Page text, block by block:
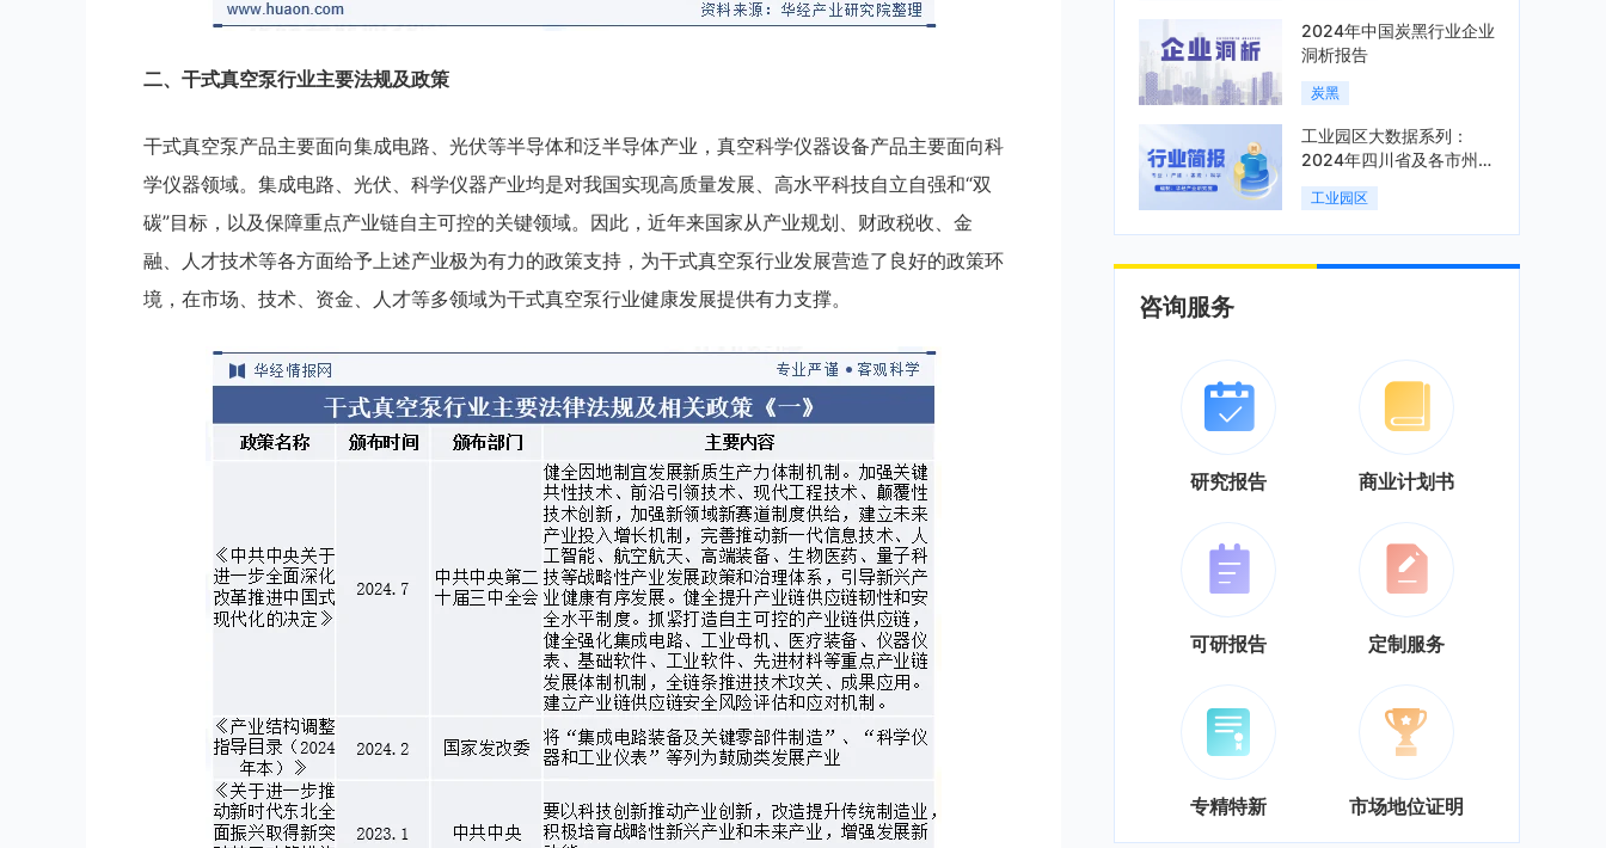
二、干式真空泵行业主要法规及政策
干式真空泵产品主要面向集成电路、光伏等半导体和泛半导体产业，真空科学仪器设备产品主要面向科
学仪器领域。集成电路、光伏、科学仪器产业均是对我国实现高质量发展、高水平科技自立自强和“双
碳”目标，以及保障重点产业链自主可控的关键领域。因此，近年来国家从产业规划、财政税收、金
融、人才技术等各方面给予上述产业极为有力的政策支持，为干式真空泵行业发展营造了良好的政策环
境，在市场、技术、资金、人才等多领域为干式真空泵行业健康发展提供有力支撑。
2024年中国炭黑行业企业
洞析报告
炭黑
工业园区大数据系列：
2024年四川省及各市州工
业园区全景洞析报告
工业园区
咨询服务
研究报告 商业计划书
可研报告 定制服务
专精特新 市场地位证明